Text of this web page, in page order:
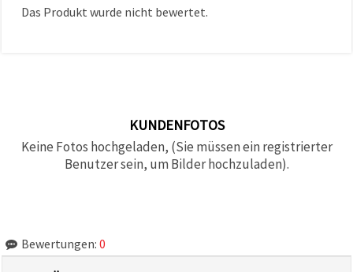
Das Produkt wurde nicht bewertet.
KUNDENFOTOS
Keine Fotos hochgeladen, (Sie müssen ein registrierter
Benutzer sein, um Bilder hochzuladen).
Bewertungen: 0